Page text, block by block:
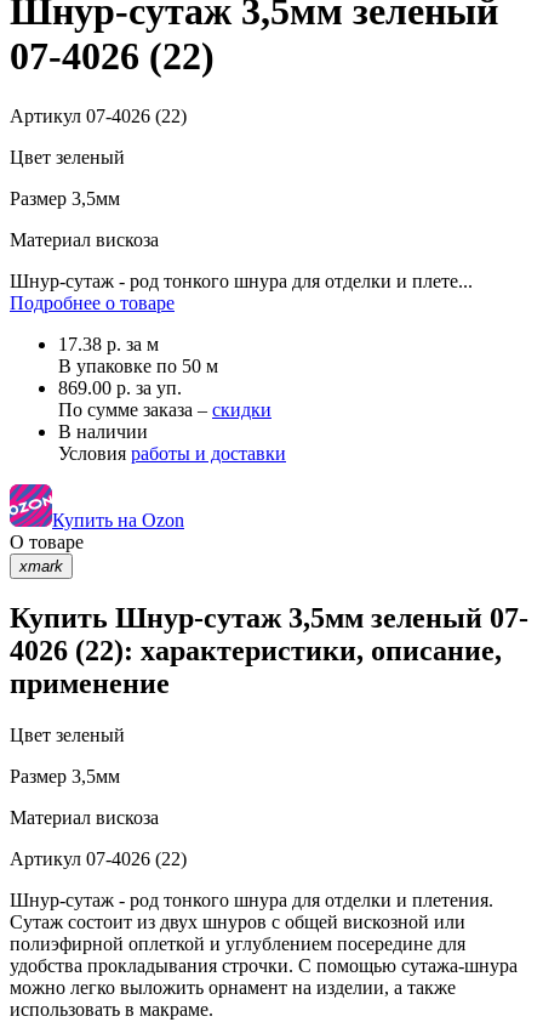
Шнур-сутаж 3,5мм зеленый
07-4026 (22)
Артикул 07-4026 (22)
Цвет зеленый
Размер 3,5мм
Материал вискоза
Шнур-сутаж - род тонкого шнура для отделки и плете...
Подробнее о товаре
17.38 р. за м
В упаковке по 50 м
869.00 р. за уп.
По сумме заказа – скидки
В наличии
Условия работы и доставки
Купить на Ozon
О товаре
xmark
Купить Шнур-сутаж 3,5мм зеленый 07-
4026 (22): характеристики, описание,
применение
Цвет зеленый
Размер 3,5мм
Материал вискоза
Артикул 07-4026 (22)
Шнур-сутаж - род тонкого шнура для отделки и плетения.
Сутаж состоит из двух шнуров с общей вискозной или
полиэфирной оплеткой и углублением посередине для
удобства прокладывания строчки. С помощью сутажа-шнура
можно легко выложить орнамент на изделии, а также
использовать в макраме.